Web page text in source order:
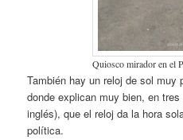
Quiosco mirador en el
También hay un reloj de sol
donde explican muy bien, en
inglés), que el reloj da la hora
política.